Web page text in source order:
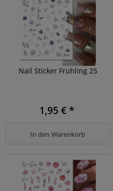
Nail Sticker Frühling 25
1,95 € *
In den Warenkorb